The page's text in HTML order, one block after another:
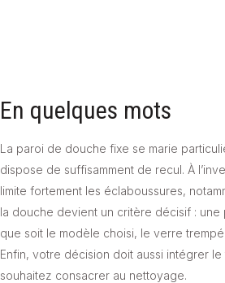
En quelques mots
La paroi de douche fixe se marie
dispose de suffisamment de recul. À
limite fortement les éclaboussures,
la douche devient un critère décisif : une
que soit le modèle choisi, le verre
Enfin, votre décision doit aussi intégrer
souhaitez consacrer au nettoyage.